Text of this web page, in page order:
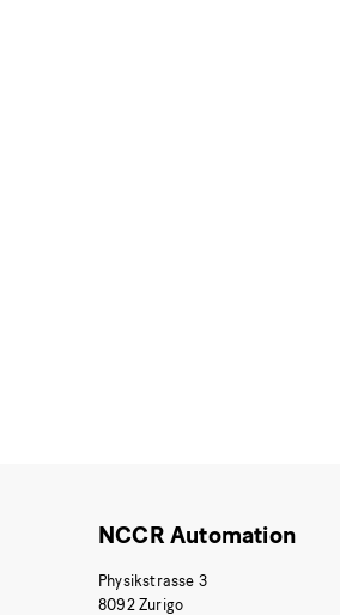
NCCR Automation
Physikstrasse 3
8092 Zurigo